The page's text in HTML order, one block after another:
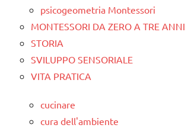
psicogeometria Montessori
MONTESSORI DA ZERO A TRE ANNI
STORIA
SVILUPPO SENSORIALE
VITA PRATICA
cucinare
cura dell'ambiente